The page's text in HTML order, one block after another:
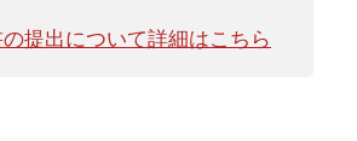
提出について詳細はこちら